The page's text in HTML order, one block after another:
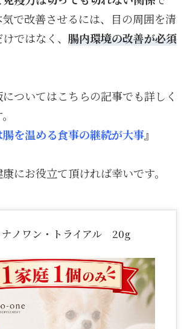
で改善させるには、目の周囲を清
ではなく、 腸内環境の改善が必須
ついてはこちらの記事でも詳しく
を温める食事の継続が大事』
にお役立て頂ければ幸いです。
ノワン・トライアル 20g